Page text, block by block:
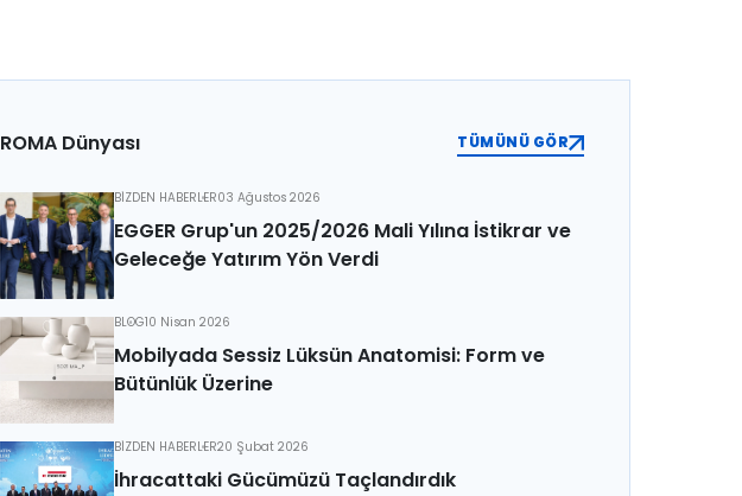
ROMA Dünyası TÜMÜNÜ GÖR
BİZDEN HABERLER03 Ağustos 2026
EGGER Grup'un 2025/2026 Mali Yılına İstikrar ve
Geleceğe Yatırım Yön Verdi
BLOG10 Nisan 2026
Mobilyada Sessiz Lüksün Anatomisi: Form ve
Bütünlük Üzerine
BİZDEN HABERLER20 Şubat 2026
İhracattaki Gücümüzü Taçlandırdık